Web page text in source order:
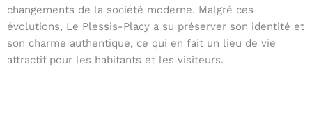
changements de la société moderne. Malgré ces
évolutions, Le Plessis-Placy a su préserver son identité et
son charme authentique, ce qui en fait un lieu de vie
attractif pour les habitants et les visiteurs.